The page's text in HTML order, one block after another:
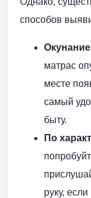
способов
матрас
месте
самый
быту.
По
руку,